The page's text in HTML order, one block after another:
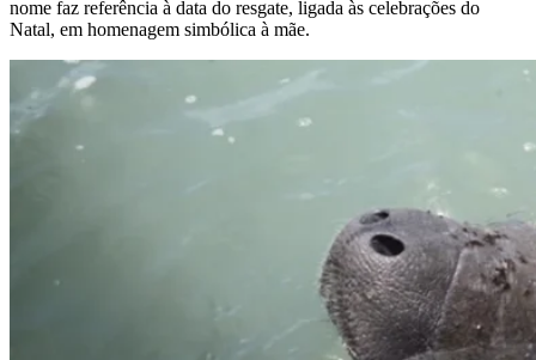
nome faz referência à data do resgate, ligada às celebrações do
Natal, em homenagem simbólica à mãe.